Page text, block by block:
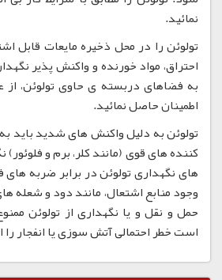
نمائید.
تولوئن را در محل ذخیره مایعات قابل
احتراق، مواد خورنده و واکنش پذیر
به فضاهای دربسته ی حاوی تولوئن، از
اطمینان حاصل نمائید.
تولوئن به دلیل واکنش های شدید باید
کننده های قوی (مانند کلر، برم و
های نگهداری تولوئن در برابر ضربه های
وجود منابع اشتعال، مانند دود و شعله
حمل و نقل و یا نگهداری از تولوئن
است خطر احتمالی آتش سوزی یا انفجار را